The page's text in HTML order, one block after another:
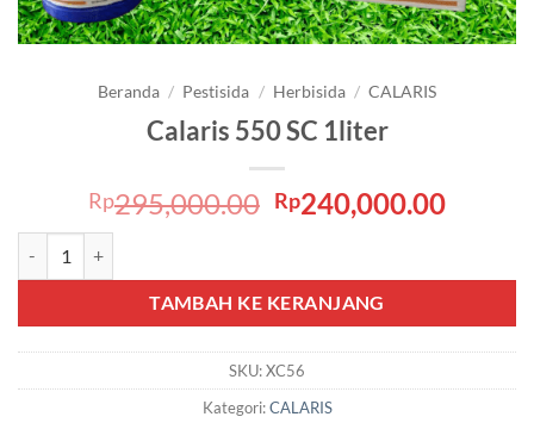
Beranda / Pestisida / Herbisida / CALARIS
Calaris 550 SC 1liter
Rp295,000.00 Harga
aslinya
Rp295,000.00.
Rp240,000.00Harga
TAMBAH KE KERANJANG
SKU:XC56
Kategori:CALARIS